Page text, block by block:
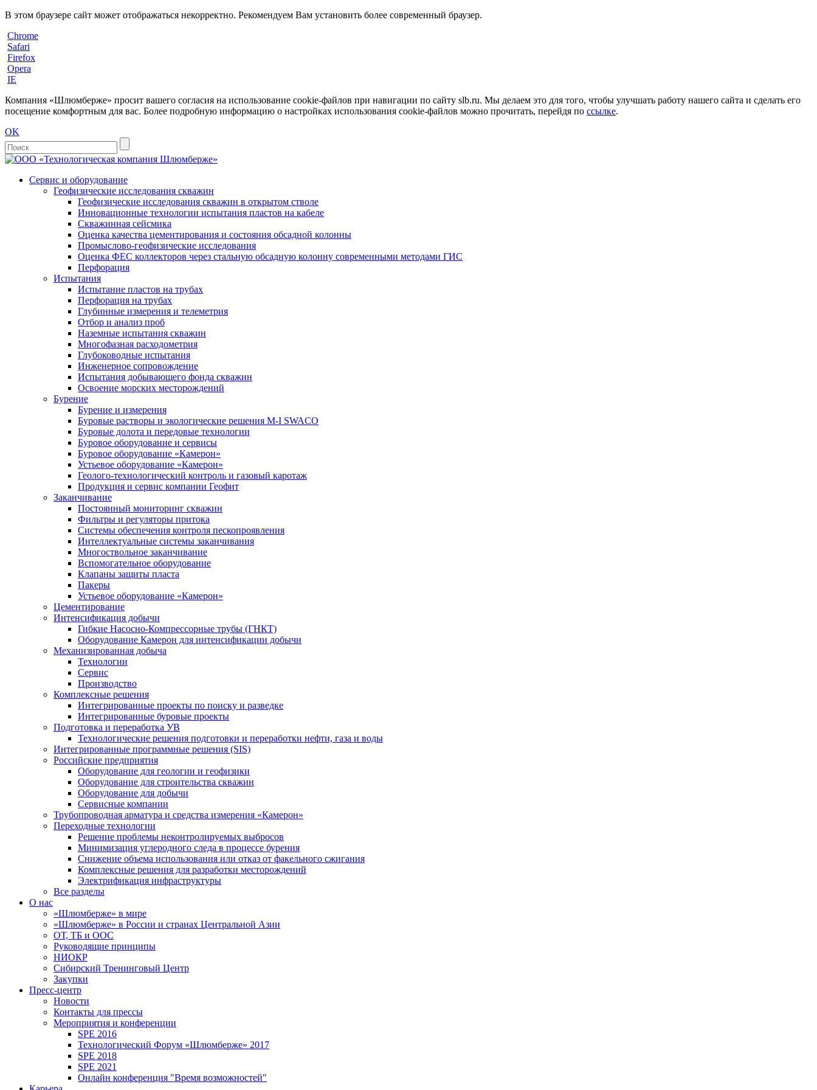
В этом браузере сайт может отображаться некорректно. Рекомендуем Вам установить более современный браузер.
Chrome
Safari
Firefox
Opera
IE
Компания «Шлюмберже» просит вашего согласия на использование cookie-файлов при навигации по сайту slb.ru. Мы делаем это для того, чтобы улучшать работу нашего сайта и сделать его
посещение комфортным для вас. Более подробную информацию о настройках использования cookie-файлов можно прочитать, перейдя по ссылке.
OK
Сервис и оборудование
Геофизические исследования скважин
Геофизические исследования скважин в открытом стволе
Инновационные технологии испытания пластов на кабеле
Скважинная сейсмика
Оценка качества цементирования и состояния обсадной колонны
Промыслово-геофизические исследования
Оценка ФЕС коллекторов через стальную обсадную колонну современными методами ГИС
Перфорация
Испытания
Испытание пластов на трубах
Перфорация на трубах
Глубинные измерения и телеметрия
Отбор и анализ проб
Наземные испытания скважин
Многофазная расходометрия
Глубоководные испытания
Инженерное сопровождение
Испытания добывающего фонда скважин
Освоение морских месторождений
Бурение
Бурение и измерения
Буровые растворы и экологические решения M-I SWACO
Буровые долота и передовые технологии
Буровое оборудование и сервисы
Буровое оборудование «Камерон»
Устьевое оборудование «Камерон»
Геолого-технологический контроль и газовый каротаж
Продукция и сервис компании Геофит
Заканчивание
Постоянный мониторинг скважин
Фильтры и регуляторы притока
Cистемы обеспечения контроля пескопроявления
Интеллектуальные системы заканчивания
Многоствольное заканчивание
Вспомогательное оборудование
Клапаны защиты пласта
Пакеры
Устьевое оборудование «Камерон»
Цементирование
Интенсификация добычи
Гибкие Насосно-Компрессорные трубы (ГНКТ)
Оборудование Камерон для интенсификации добычи
Механизированная добыча
Технологии
Сервис
Производство
Комплексные решения
Интегрированные проекты по поиску и разведке
Интегрированные буровые проекты
Подготовка и переработка УВ
Технологические решения подготовки и переработки нефти, газа и воды
Интегрированные программные решения (SIS)
Российские предприятия
Оборудование для геологии и геофизики
Оборудование для строительства скважин
Оборудование для добычи
Сервисные компании
Трубопроводная арматура и средства измерения «Камерон»
Переходные технологии
Решение проблемы неконтролируемых выбросов
Минимизация углеродного следа в процессе бурения
Снижение объема использования или отказ от факельного сжигания
Комплексные решения для разработки месторождений
Электрификация инфраструктуры
Все разделы
О нас
«Шлюмберже» в мире
«Шлюмберже» в России и странах Центральной Азии
ОТ, ТБ и ООС
Руководящие принципы
НИОКР
Сибирский Тренинговый Центр
Закупки
Пресс-центр
Новости
Контакты для прессы
Мероприятия и конференции
SPE 2016
Технологический Форум «Шлюмберже» 2017
SPE 2018
SPE 2021
Онлайн конференция "Время возможностей"